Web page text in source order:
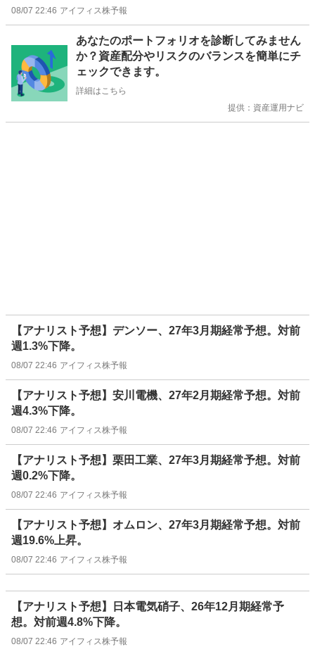
08/07 22:46 アイフィス株予報
あなたのポートフォリオを診断してみません
か？資産配分やリスクのバランスを簡単にチ
ェックできます。
詳細はこちら
提供：資産運用ナビ
【アナリスト予想】デンソー、27年3月期経常予想。対前
週1.3%下降。
08/07 22:46 アイフィス株予報
【アナリスト予想】安川電機、27年2月期経常予想。対前
週4.3%下降。
08/07 22:46 アイフィス株予報
【アナリスト予想】栗田工業、27年3月期経常予想。対前
週0.2%下降。
08/07 22:46 アイフィス株予報
【アナリスト予想】オムロン、27年3月期経常予想。対前
週19.6%上昇。
08/07 22:46 アイフィス株予報
【アナリスト予想】日本電気硝子、26年12月期経常予
想。対前週4.8%下降。
08/07 22:46 アイフィス株予報